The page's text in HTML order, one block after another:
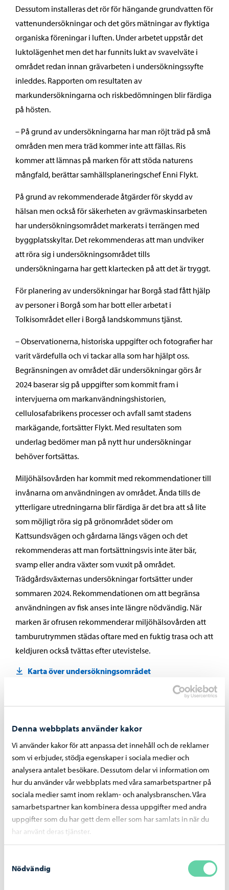
Denna webbplats använder kakor
Vi använder kakor för att anpassa det innehåll och de reklamer
som vi erbjuder, stödja egenskaper i sociala medier och
analysera antalet besökare. Dessutom delar vi information om
hur du använder vår webbplats med våra samarbetspartner på
sociala medier samt inom reklam- och analysbranschen. Våra
samarbetspartner kan kombinera dessa uppgifter med andra
uppgifter som du har gett dem eller som har samlats in när du
har använt deras tjänster.
Nödvändig
Dessutom installeras det rör för hängande grundvatten för
vattenundersökningar och det görs mätningar av flyktiga
organiska föreningar i luften. Under arbetet uppstår det
luktolägenhet men det har funnits lukt av svavelväte i
området redan innan grävarbeten i undersökningssyfte
inleddes. Rapporten om resultaten av
markundersökningarna och riskbedömningen blir färdiga
på hösten.
– På grund av undersökningarna har man röjt träd på små
områden men mera träd kommer inte att fällas. Ris
kommer att lämnas på marken för att stöda naturens
mångfald, berättar samhällsplaneringschef Enni Flykt.
På grund av rekommenderade åtgärder för skydd av
hälsan men också för säkerheten av grävmaskinsarbeten
har undersökningsområdet markerats i terrängen med
byggplatsskyltar. Det rekommenderas att man undviker
att röra sig i undersökningsområdet tills
undersökningarna har gett klartecken på att det är tryggt.
För planering av undersökningar har Borgå stad fått hjälp
av personer i Borgå som har bott eller arbetat i
Tolkisområdet eller i Borgå landskommuns tjänst.
– Observationerna, historiska uppgifter och fotografier har
varit värdefulla och vi tackar alla som har hjälpt oss.
Begränsningen av området där undersökningar görs år
2024 baserar sig på uppgifter som kommit fram i
intervjuerna om markanvändningshistorien,
cellulosafabrikens processer och avfall samt stadens
markägande, fortsätter Flykt. Med resultaten som
underlag bedömer man på nytt hur undersökningar
behöver fortsättas.
Miljöhälsovården har kommit med rekommendationer till
invånarna om användningen av området. Ända tills de
ytterligare utredningarna blir färdiga är det bra att så lite
som möjligt röra sig på grönområdet söder om
Kattsundsvägen och gårdarna längs vägen och det
rekommenderas att man fortsättningsvis inte äter bär,
svamp eller andra växter som vuxit på området.
Trädgårdsväxternas undersökningar fortsätter under
sommaren 2024. Rekommendationen om att begränsa
användningen av fisk anses inte längre nödvändig. När
marken är ofrusen rekommenderar miljöhälsovården att
tamburutrymmen städas oftare med en fuktig trasa och att
keldjuren också tvättas efter utevistelse.
Karta över undersökningsområdet
Dela på FacebookDela på LinkedInDela på WhatsApp
Liknande nyheter
Boende och miljö -
september – avgiftsgrunderna har reviderats
för år 2026